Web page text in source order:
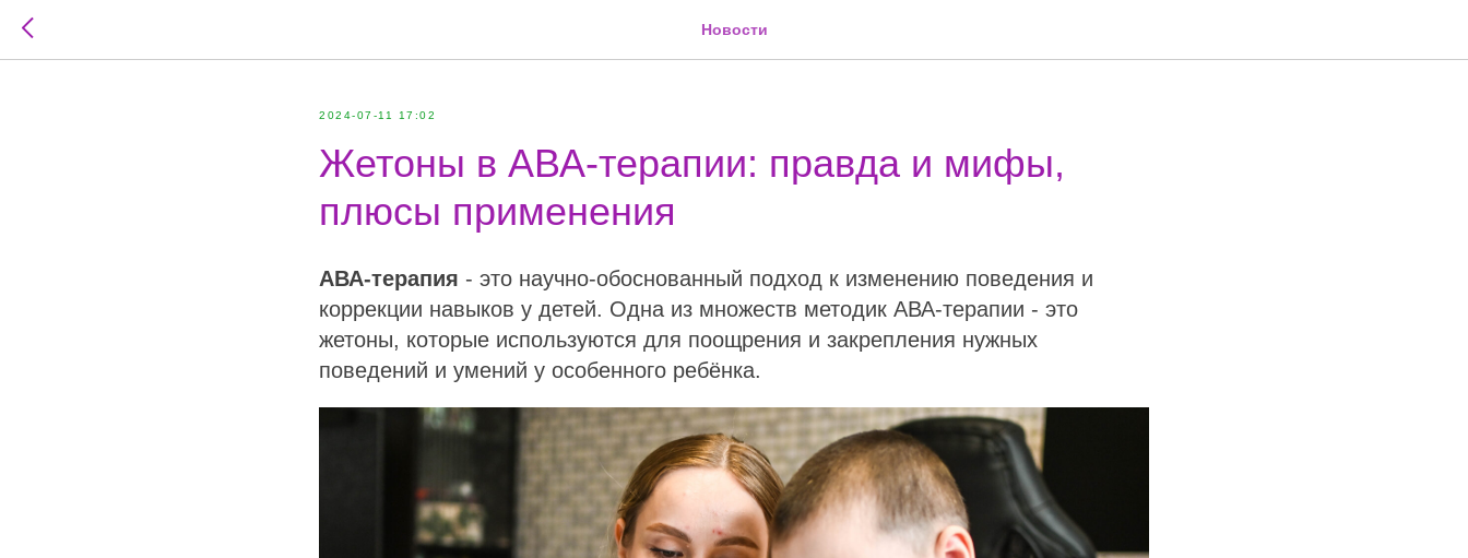
Новости
2024-07-11 17:02
Жетоны в АВА-терапии: правда и мифы,
плюсы применения
АВА-терапия - это научно-обоснованный подход к изменению поведения и
коррекции навыков у детей. Одна из множеств методик АВА-терапии - это
жетоны, которые используются для поощрения и закрепления нужных
поведений и умений у особенного ребёнка.